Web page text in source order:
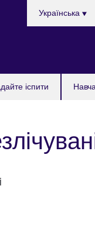
іспити
Українська